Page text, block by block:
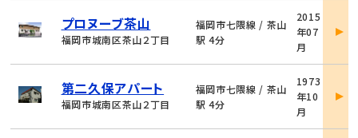
プロヌーブ茶山
福岡市城南区茶山２丁目
福岡市七隈線 / 茶山
駅 4分
2015
年07
月
詳
第二久保アパート
福岡市城南区茶山２丁目
福岡市七隈線 / 茶山
駅 4分
1973
年10
月
詳